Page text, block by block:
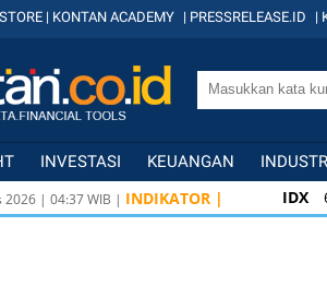
| KONTAN ACADEMY | PRESSRELEASE.ID |
INVESTASI KEUANGAN
2026 | 04:37WIB | INDIKATOR | IDX